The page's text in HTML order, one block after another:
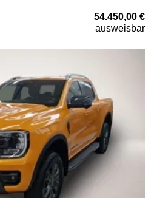
54.450,00 €
ausweisbar